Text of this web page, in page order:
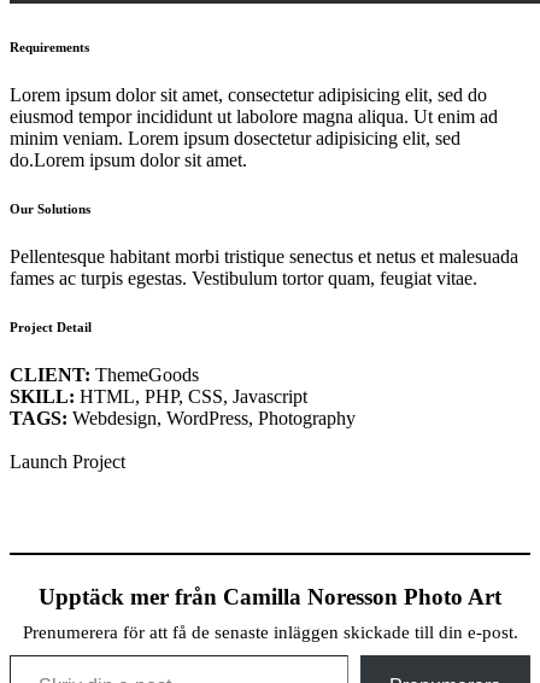
Requirements
Lorem ipsum dolor sit amet, consectetur adipisicing elit, sed do
eiusmod tempor incididunt ut labolore magna aliqua. Ut enim ad
minim veniam. Lorem ipsum dosectetur adipisicing elit, sed
do.Lorem ipsum dolor sit amet.
Our Solutions
Pellentesque habitant morbi tristique senectus et netus et malesuada
fames ac turpis egestas. Vestibulum tortor quam, feugiat vitae.
Project Detail
CLIENT: ThemeGoods
SKILL: HTML, PHP, CSS, Javascript
TAGS: Webdesign, WordPress, Photography
Launch Project
Upptäck mer från Camilla Noresson Photo Art
Prenumerera för att få de senaste inläggen skickade till din e-post.
Skriv din e-post …